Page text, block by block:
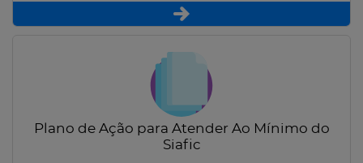
Plano de Ação para Atender Ao Mínimo do
Siafic